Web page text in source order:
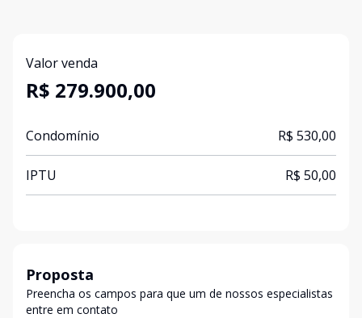
Valor venda
R$ 279.900,00
Condomínio R$ 530,00
IPTU R$ 50,00
Proposta
Preencha os campos para que um de nossos especialistas
entre em contato